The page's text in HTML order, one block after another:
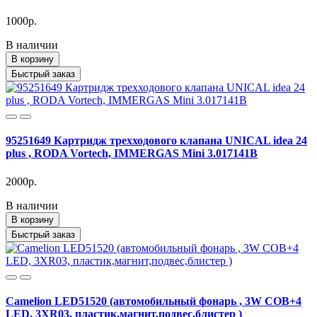
1000р.
В наличии
В корзину
Быстрый заказ
95251649 Картридж трехходового клапана UNICAL idea 24
plus , RODA Vortech, IMMERGAS Mini 3.017141B
2000р.
В наличии
В корзину
Быстрый заказ
Camelion LED51520 (автомобильный фонарь , 3W COB+4
LED, 3XR03, пластик,магнит,подвес,блистер )